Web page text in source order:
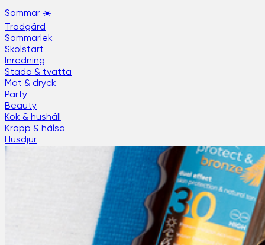
Sommar ☀️
Trädgård
Sommarlek
Skolstart
Inredning
Städa & tvätta
Mat & dryck
Party
Beauty
Kök & hushåll
Kropp & hälsa
Husdjur